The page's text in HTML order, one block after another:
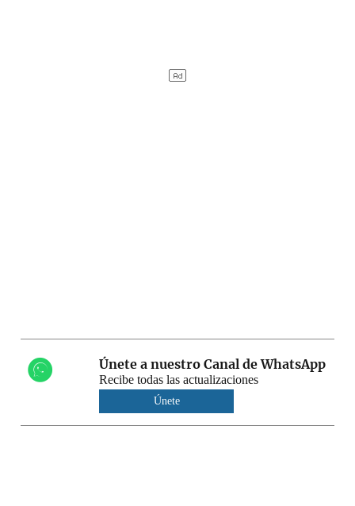
Únete a nuestro Canal de WhatsApp
Recibe todas las actualizaciones
Únete